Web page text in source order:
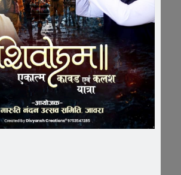
में महादेव प्रतिमा का भूमि पूजन, मुक्तिधाम के